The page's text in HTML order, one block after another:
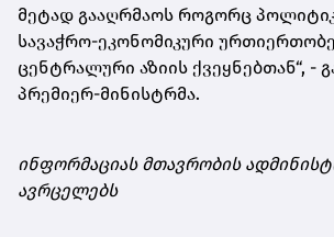
მეტად გააღრმაოს როგორც
სავაჭრო-ეკონომიკური
ცენტრალური აზიის ქვეყნებთან“, -
პრემიერ-მინისტრმა.
ინფორმაციას მთავრობის
ავრცელებს